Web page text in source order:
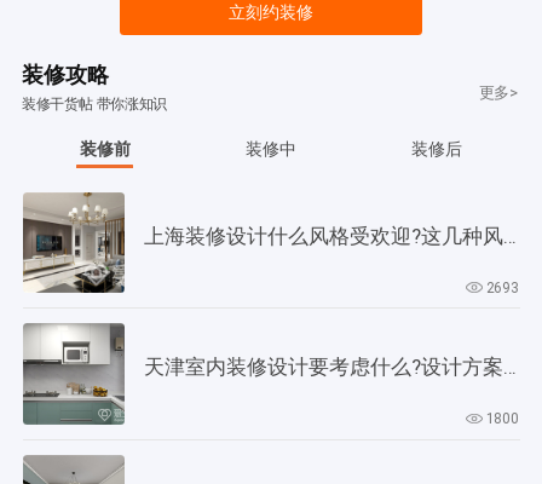
立刻约装修
装修攻略
装修干货帖 带你涨知识
更多>
装修前 装修中 装修后
上海装修设计什么风格受欢迎?这几种风格是当下正流行!
2693
天津室内装修设计要考虑什么?设计方案要以此为依据!
1800